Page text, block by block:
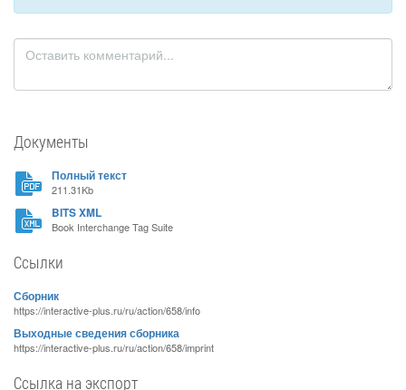
Документы
Полный текст
211.31Kb
BITS XML
Book Interchange Tag Suite
Ссылки
Сборник
https://interactive-plus.ru/ru/action/658/info
Выходные сведения сборника
https://interactive-plus.ru/ru/action/658/imprint
Ссылка на экспорт